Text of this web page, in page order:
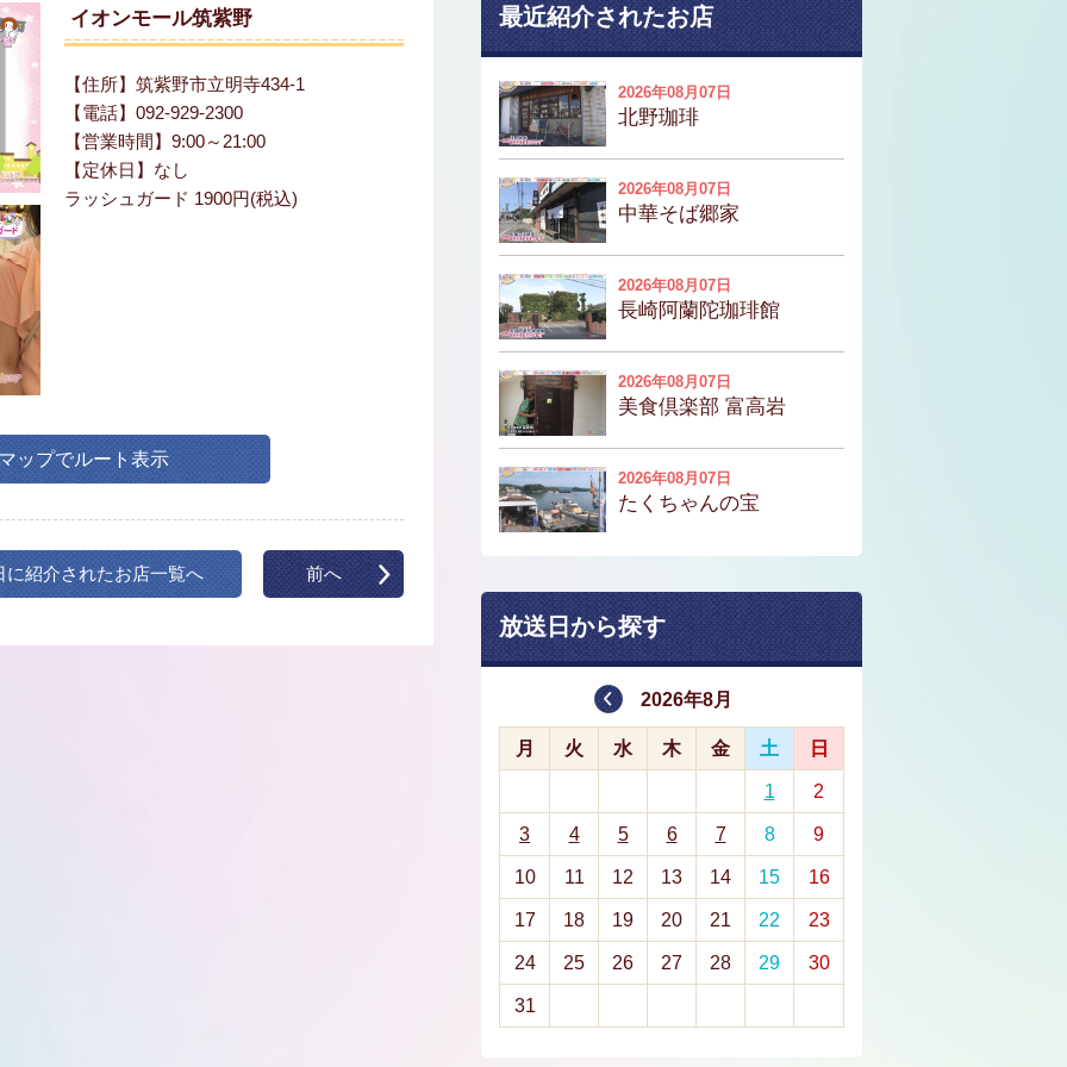
イオンモール筑紫野
【住所】筑紫野市立明寺434-1
【電話】092-929-2300
【営業時間】9:00～21:00
【定休日】なし
ラッシュガード 1900円(税込)
ップでルート表示
に紹介されたお店一覧へ 前へ
最近紹介されたお店
2026年08月07日
北野珈琲
2026年08月07日
中華そば郷家
2026年08月07日
長崎阿蘭陀珈琲館
2026年08月07日
美食倶楽部 富高岩
2026年08月07日
たくちゃんの宝
放送日から探す
2026年8月
月 火 水 木 金 土 日
1 2
3 4 5 6 7 8 9
10 11 12 13 14 15 16
17 18 19 20 21 22 23
24 25 26 27 28 29 30
31